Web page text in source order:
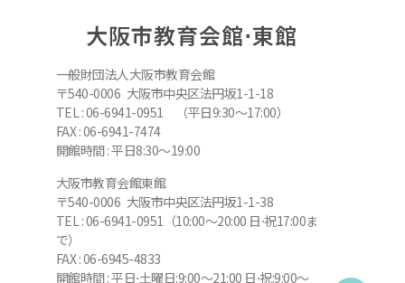
大阪市教育会館⋅東館
一般財団法人大阪市教育会館
〒540-0006 大阪市中央区法円坂1-1-18
TEL : 06-6941-0951 （平日9:30～17:00）
FAX : 06-6941-7474
開館時間 : 平日8:30～19:00
大阪市教育会館東館
〒540-0006 大阪市中央区法円坂1-1-38
TEL : 06-6941-0951（10:00～20:00 日⋅祝17:00ま
で）
FAX : 06-6945-4833
開館時間 : 平日⋅土曜日:9:00～21:00 日⋅祝:9:00～